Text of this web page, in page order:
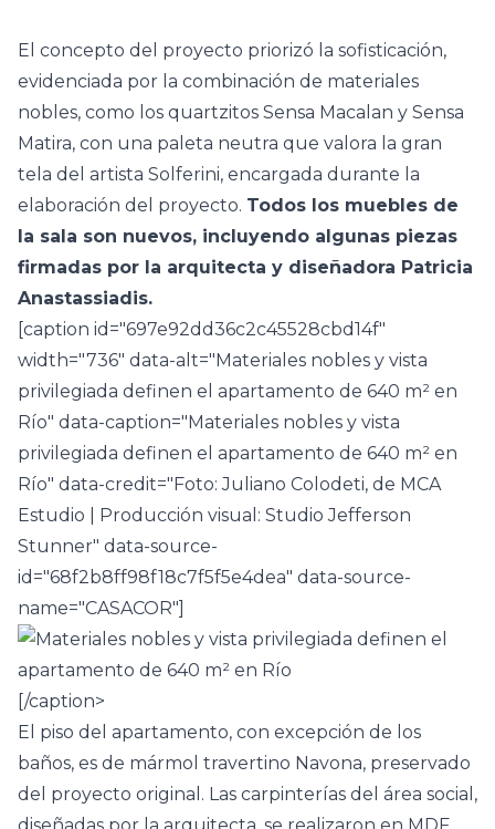
El concepto del proyecto priorizó la sofisticación,
evidenciada por la combinación de materiales
nobles, como los quartzitos Sensa Macalan y Sensa
Matira, con una paleta neutra que valora la gran
tela del artista Solferini, encargada durante la
elaboración del proyecto. Todos los muebles de
la sala son nuevos, incluyendo algunas piezas
firmadas por la arquitecta y diseñadora Patricia
Anastassiadis.
[caption id="697e92dd36c2c45528cbd14f"
width="736" data-alt="Materiales nobles y vista
privilegiada definen el apartamento de 640 m² en
Río" data-caption="Materiales nobles y vista
privilegiada definen el apartamento de 640 m² en
Río" data-credit="Foto: Juliano Colodeti, de MCA
Estudio | Producción visual: Studio Jefferson
Stunner" data-source-
id="68f2b8ff98f18c7f5f5e4dea" data-source-
name="CASACOR"]
[/caption>
El piso del apartamento, con excepción de los
baños, es de mármol travertino Navona, preservado
del proyecto original. Las carpinterías del área social,